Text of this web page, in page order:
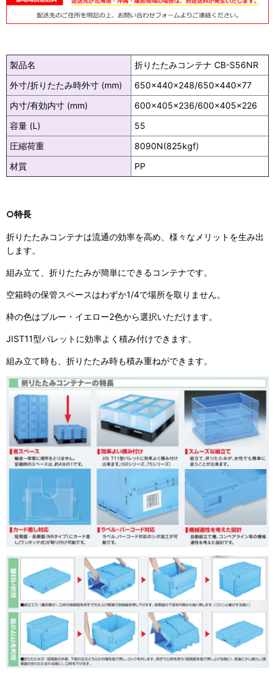
製品名
折りたたみコンテナ CB-S56NR
外寸/折りたたみ時外寸 (mm)
650×440×248/650×440×77
内寸/有効内寸 (mm)
600×405×236/600×405×226
容量 (L)
55
圧縮荷重
8090N(825kgf)
材質
PP
○特長
折りたたみコンテナは流通の効率を高め、様々なメリットを生み出
します。
組み立て、折りたたみが簡単にできるコンテナです。
空箱時の保管スペースはわずか1/4で場所を取りません。
枠の色はブルー・イエロー2色から選択いただけます。
JIST11型パレットに効率よく積み付けできます。
組み立て時も、折りたたみ時も積み重ねができます。